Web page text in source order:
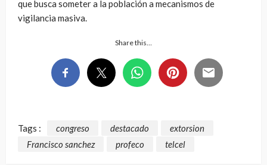
que busca someter a la población a mecanismos de
vigilancia masiva.
Share this…
Tags : congreso destacado
extorsion
Francisco sanchez
profeco telcel